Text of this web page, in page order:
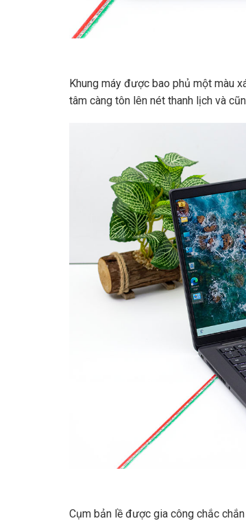
Khung máy được bao phủ một màu
tâm càng tôn lên nét thanh lịch và
Cụm bản lề được gia công chắc